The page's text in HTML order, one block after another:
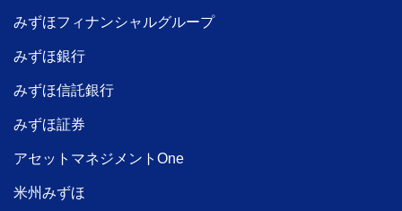
みずほフィナンシャルグループ
みずほ銀行
みずほ信託銀行
みずほ証券
アセットマネジメントOne
米州みずほ